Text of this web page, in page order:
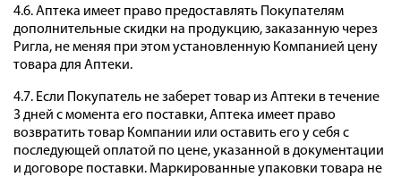
4.6. Аптека имеет право предоставлять Покупателям
дополнительные скидки на продукцию, заказанную через
Ригла, не меняя при этом установленную Компанией цену
товара для Аптеки.
4.7. Если Покупатель не заберет товар из Аптеки в течение
3 дней с момента его поставки, Аптека имеет право
возвратить товар Компании или оставить его у себя с
последующей оплатой по цене, указанной в документации
и договоре поставки. Маркированные упаковки товара не